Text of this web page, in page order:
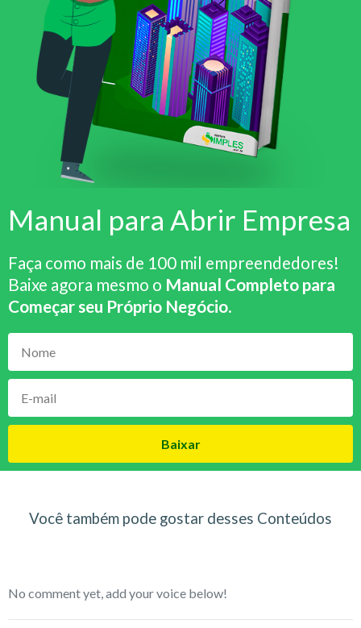
Manual para Abrir Empresa
Faça como mais de 100 mil empreendedores!
Baixe agora mesmo o Manual Completo para
Começar seu Próprio Negócio.
Baixar
Você também pode gostar desses Conteúdos
No comment yet, add your voice below!